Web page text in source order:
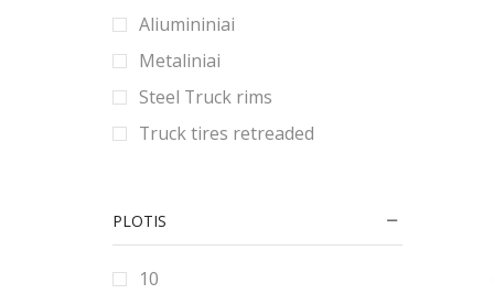
2.5
2.75
20
200
215
22
Aliumininiai
Metaliniai
Steel Truck rims
Truck tires retreaded
PLOTIS
10